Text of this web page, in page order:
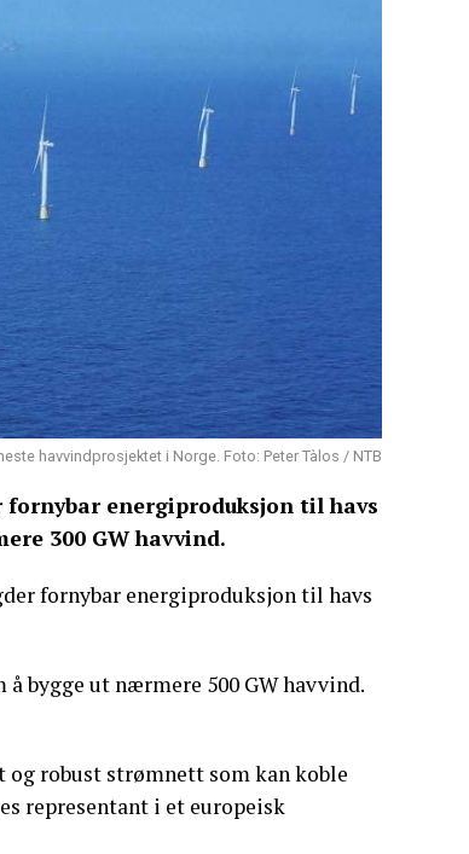
havvindprosjektet i Norge. Foto: Peter Tàlos / NTB
energiproduksjon til havs
300 GW havvind.
fornybar energiproduksjon til havs
bygge ut nærmere 500 GW havvind.
robust strømnett som kan koble
representant i et europeisk